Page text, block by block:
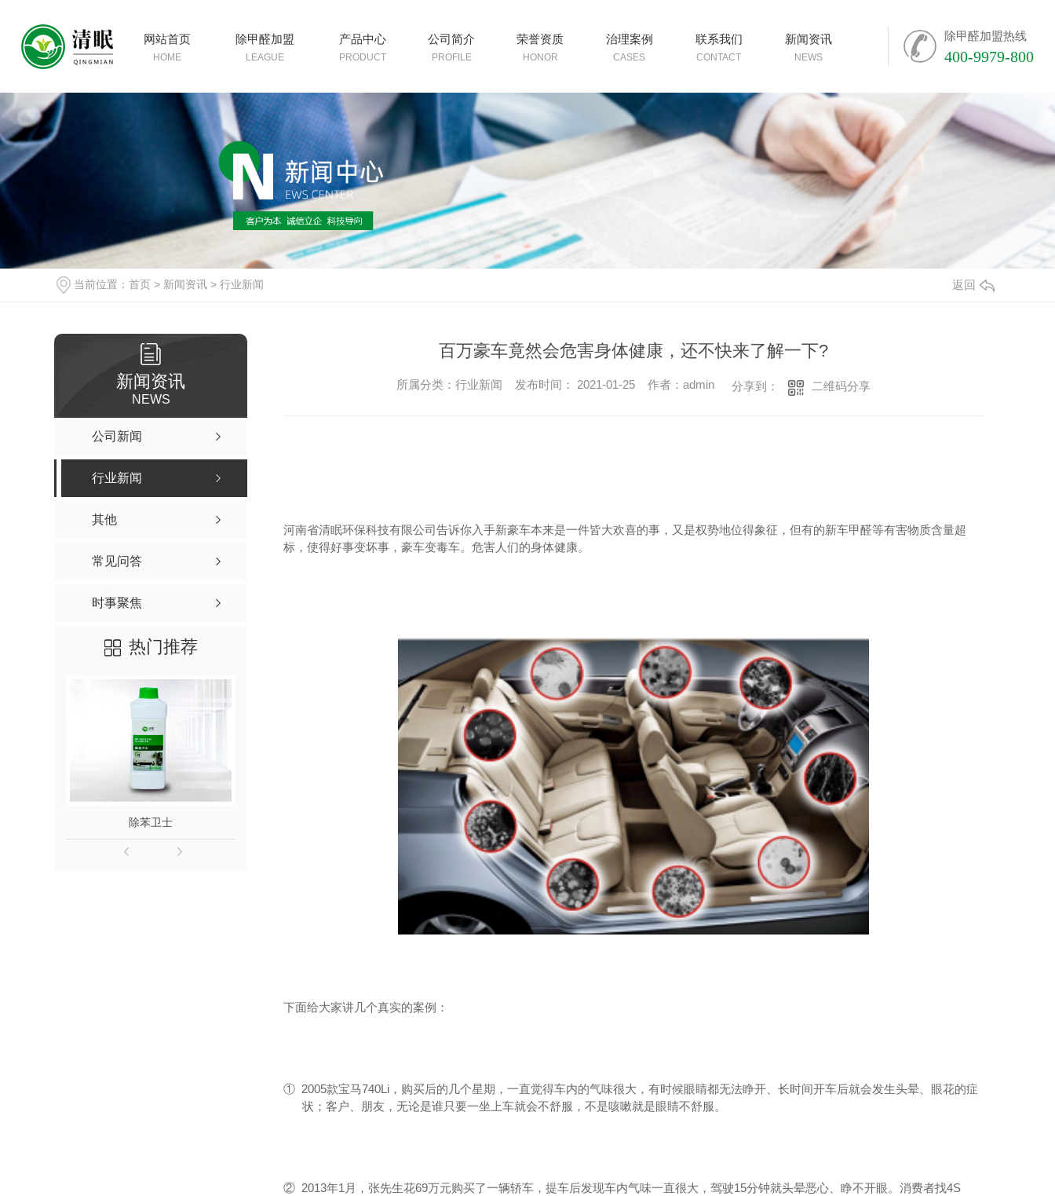
除甲醛加盟热线
400-9979-800
网站首页
HOME
除甲醛加盟
LEAGUE
产品中心
PRODUCT
公司简介
PROFILE
荣誉资质
HONOR
治理案例
CASES
联系我们
CONTACT
新闻资讯
NEWS
当前位置： 首页 > 新闻资讯 > 行业新闻 返回
新闻资讯
NEWS
公司新闻
行业新闻
其他
常见问答
时事聚焦
热门推荐
除苯卫士 高温熏蒸液 纳米光触媒
百万豪车竟然会危害身体健康，还不快来了解一下?
所属分类：行业新闻 发布时间： 2021-01-25 作者：admin 分享到： 二维码分享
河南省清眠环保科技有限公司告诉你入手新豪车本来是一件皆大欢喜的事，又是权势地位得象征，但有的新车甲醛等有害物质含量超
标，使得好事变坏事，豪车变毒车。危害人们的身体健康。
下面给大家讲几个真实的案例：
① 2005款宝马740Li，购买后的几个星期，一直觉得车内的气味很大，有时候眼睛都无法睁开、长时间开车后就会发生头晕、眼花的症
状；客户、朋友，无论是谁只要一坐上车就会不舒服，不是咳嗽就是眼睛不舒服。
② 2013年1月，张先生花69万元购买了一辆轿车，提车后发现车内气味一直很大，驾驶15分钟就头晕恶心、睁不开眼。消费者找4S